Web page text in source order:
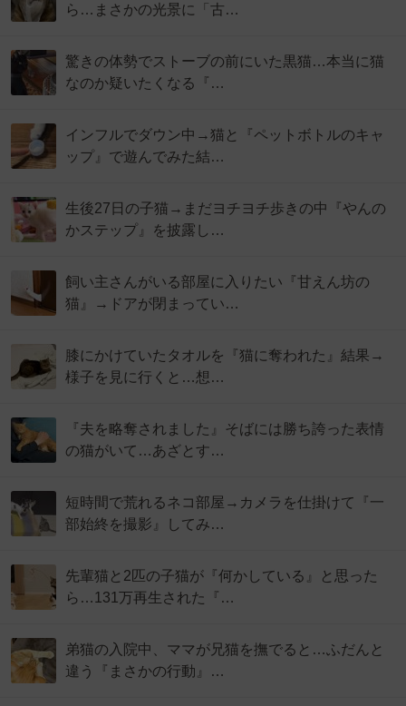
ら…まさかの光景に「古…
驚きの体勢でストーブの前にいた黒猫…本当に猫
なのか疑いたくなる『…
インフルでダウン中→猫と『ペットボトルのキャ
ップ』で遊んでみた結…
生後27日の子猫→まだヨチヨチ歩きの中『やんの
かステップ』を披露し…
飼い主さんがいる部屋に入りたい『甘えん坊の
猫』→ドアが閉まってい…
膝にかけていたタオルを『猫に奪われた』結果→
様子を見に行くと…想…
『夫を略奪されました』そばには勝ち誇った表情
の猫がいて…あざとす…
短時間で荒れるネコ部屋→カメラを仕掛けて『一
部始終を撮影』してみ…
先輩猫と2匹の子猫が『何かしている』と思った
ら…131万再生された『…
弟猫の入院中、ママが兄猫を撫でると…ふだんと
違う『まさかの行動』…